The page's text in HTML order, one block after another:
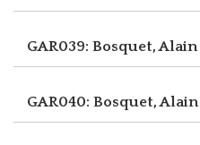
GAR039: Bosquet, Alain
GAR040: Bosquet, Alain